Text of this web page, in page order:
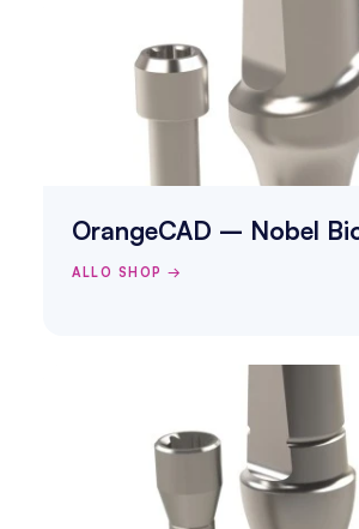
OrangeCAD – Nobel
ALLO SHOP →